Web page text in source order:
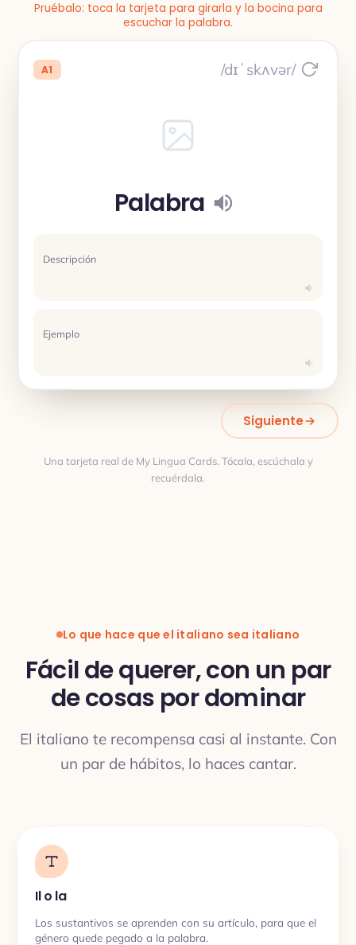
Pruébalo: toca la tarjeta para girarla y la bocina para
escuchar la palabra.
A1 /dɪˈskʌvər/
Palabra
Descripción
Ejemplo
Siguiente
Una tarjeta real de My Lingua Cards. Tócala, escúchala y
recuérdala.
Lo que hace que el italiano sea italiano
Fácil de querer, con un par
de cosas por dominar
El italiano te recompensa casi al instante. Con
un par de hábitos, lo haces cantar.
Il o la
Los sustantivos se aprenden con su artículo, para que el
género quede pegado a la palabra.